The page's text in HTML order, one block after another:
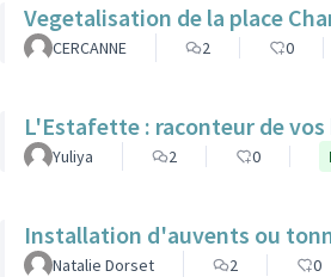
Vegetalisation de la place
CERCANNE 2 0
L'Estafette : raconteur de
Yuliya 2 0
Installation d'auvents ou
Natalie Dorset 2 0